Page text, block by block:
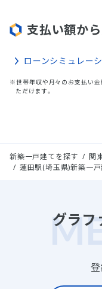
支払い額か
ローンシミュレー
※世帯年収や月々のお支払い金
ただけます。
新築一戸建てを探す 関
蓮田駅(埼玉県)新築一戸
グラフ